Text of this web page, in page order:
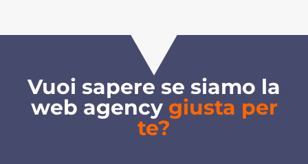
Vuoi sapere se siamo la
web agency giusta per
te?